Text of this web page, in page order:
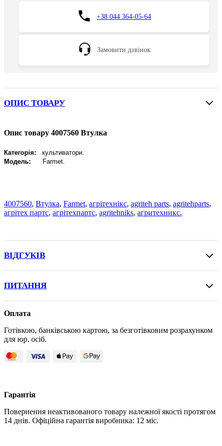
+38 044 364-05-64
Замовити дзвінок
ОПИС ТОВАРУ
Опис товару 4007560 Втулка
Категорія: культиватори.
Модель:
Farmet.
4007560, Втулка, Farmet, агрітехнікс, agriteh parts, agritehparts,
агрітех партс, агрітехпартс, agritehniks, агритехникс.
ВІДГУКІВ
ПИТАННЯ
Оплата
Готівкою, банківською картою, за безготівковим розрахунком
для юр. осіб.
Гарантія
Повернення неактивованого товару належної якості протягом
14 днів. Офіційна гарантія виробника: 12 міс.